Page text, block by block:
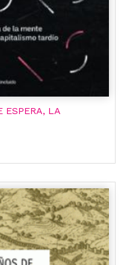
ESPERA, LA